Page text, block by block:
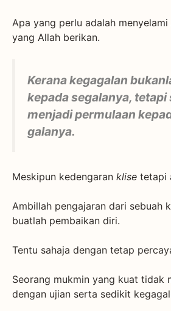
Apa yang perlu adalah menyelami
yang Allah berikan.
Kerana kegagalan
kepada segalanya,
menjadi permulaan
galanya.
Meskipun kedengaran klise tetapi
Ambillah pengajaran dari sebuah
buatlah pembaikan diri.
Tentu sahaja dengan tetap
Seorang mukmin yang kuat tidak
dengan ujian serta sedikit